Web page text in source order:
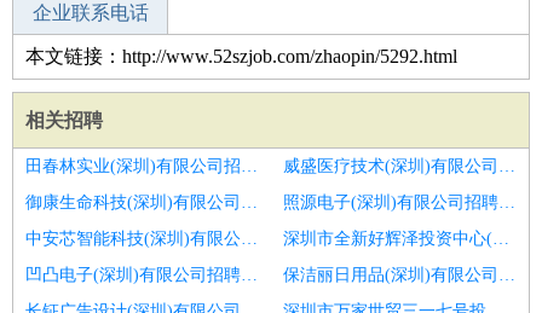
企业联系电话
本文链接：http://www.52szjob.com/zhaopin/5292.html
相关招聘
田春林实业(深圳)有限公司招聘物业维修
威盛医疗技术(深圳)有限公司招聘客服主管
御康生命科技(深圳)有限公司招聘案场客服
照源电子(深圳)有限公司招聘物业总部多种经营经理
中安芯智能科技(深圳)有限公司招聘济南市招聘物业管理
深圳市全新好辉泽投资中心(有限合伙)招聘物业电工
凹凸电子(深圳)有限公司招聘物业管家
保洁丽日用品(深圳)有限公司招聘物业维修电工